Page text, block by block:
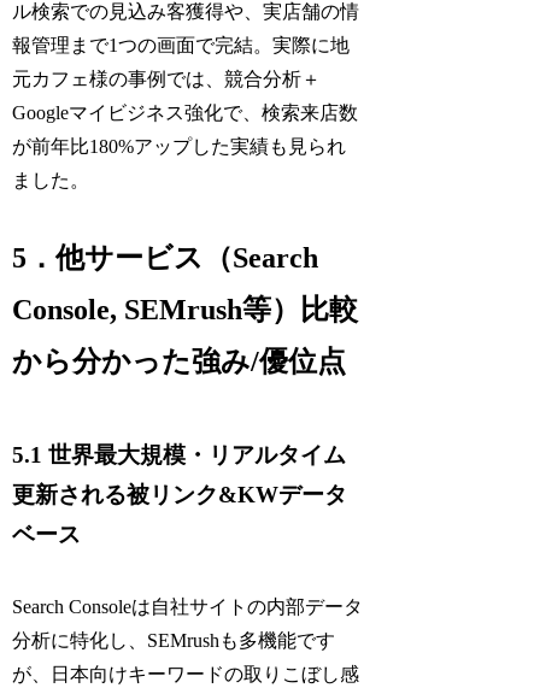
ル検索での見込み客獲得や、実店舗の情
報管理まで1つの画面で完結。実際に地
元カフェ様の事例では、競合分析＋
Googleマイビジネス強化で、検索来店数
が前年比180%アップした実績も見られ
ました。
5．他サービス（Search
Console, SEMrush等）比較
から分かった強み/優位点
5.1 世界最大規模・リアルタイム
更新される被リンク&KWデータ
ベース
Search Consoleは自社サイトの内部データ
分析に特化し、SEMrushも多機能です
が、日本向けキーワードの取りこぼし感